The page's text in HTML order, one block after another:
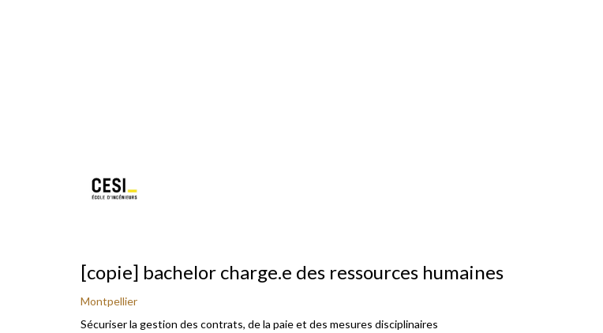
[copie] bachelor charge.e des ressources humaines
Montpellier
Sécuriser la gestion des contrats, de la paie et des mesures disciplinaires